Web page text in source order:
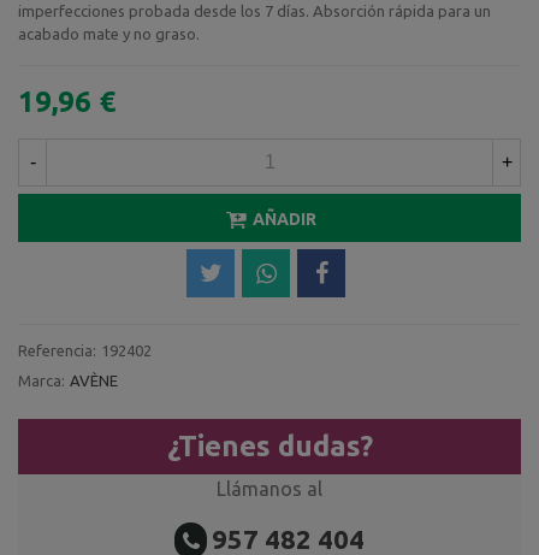
imperfecciones probada desde los 7 días. Absorción rápida para un
acabado mate y no graso.
19,96 €
- +
AÑADIR
Referencia: 192402
Marca: AVÈNE
¿Tienes dudas?
Llámanos al
957 482 404